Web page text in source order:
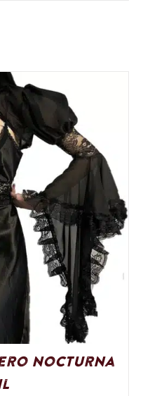
Nocturna